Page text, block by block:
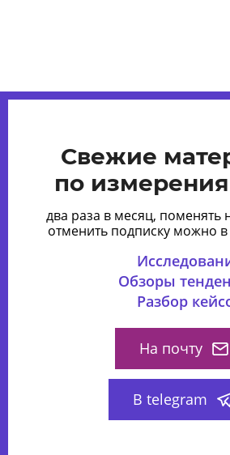
Свежие
по
два раза в месяц, поменять
отменить подписку можно
Обзоры
Разбор
На почту
В telegram